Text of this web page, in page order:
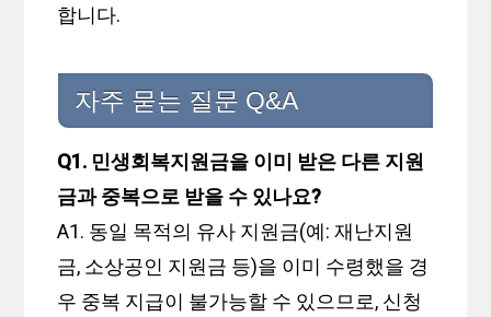
합니다.
자주 묻는 질문 Q&A
Q1. 민생회복지원금을 이미 받은 다른 지원
금과 중복으로 받을 수 있나요?
A1. 동일 목적의 유사 지원금(예: 재난지원
금, 소상공인 지원금 등)을 이미 수령했을 경
우 중복 지급이 불가능할 수 있으므로, 신청